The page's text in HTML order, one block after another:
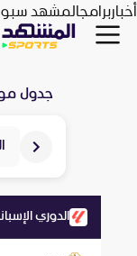
أخباربرامجالمشهد
جدول
الدوري